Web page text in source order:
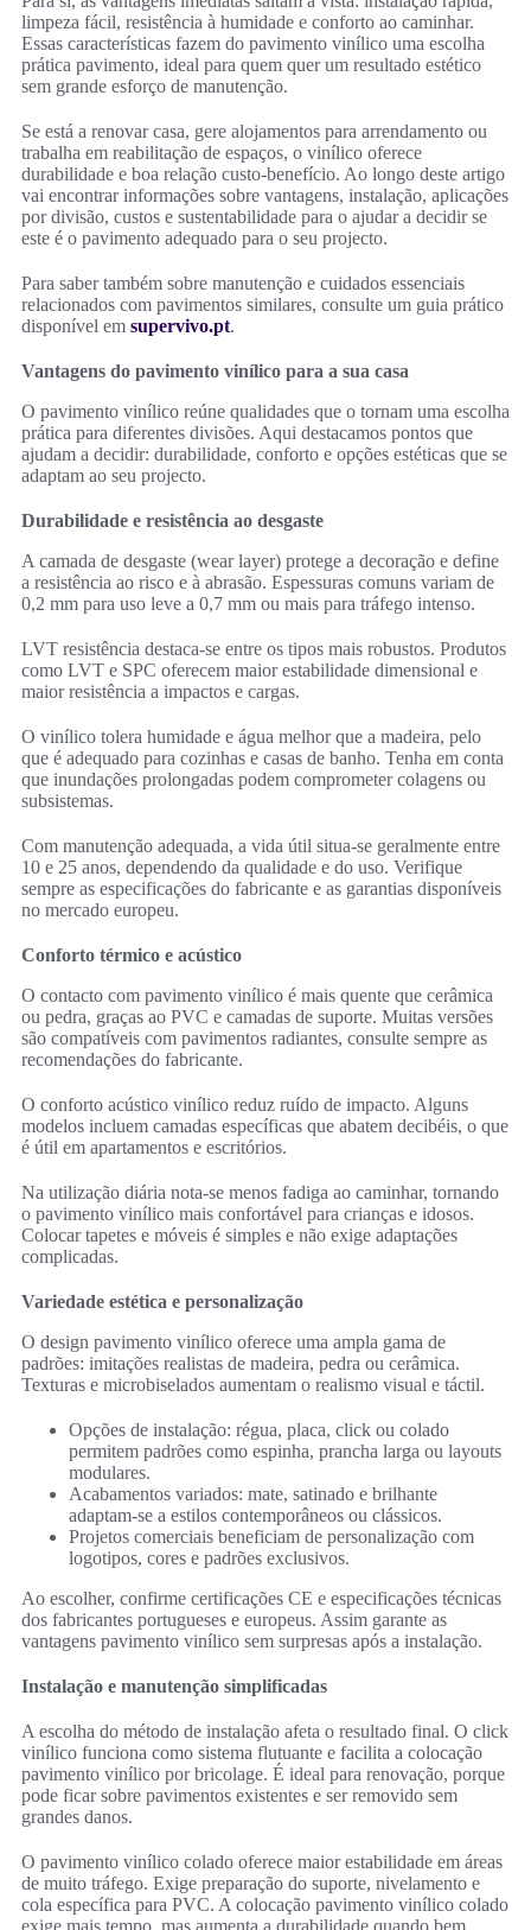
limpeza fácil, resistência à humidade e conforto ao caminhar.
Essas características fazem do pavimento vinílico uma escolha
prática pavimento, ideal para quem quer um resultado estético
sem grande esforço de manutenção.
Se está a renovar casa, gere alojamentos para arrendamento ou
trabalha em reabilitação de espaços, o vinílico oferece
durabilidade e boa relação custo-benefício. Ao longo deste artigo
vai encontrar informações sobre vantagens, instalação, aplicações
por divisão, custos e sustentabilidade para o ajudar a decidir se
este é o pavimento adequado para o seu projecto.
Para saber também sobre manutenção e cuidados essenciais
relacionados com pavimentos similares, consulte um guia prático
disponível em supervivo.pt.
Vantagens do pavimento vinílico para a sua casa
O pavimento vinílico reúne qualidades que o tornam uma escolha
prática para diferentes divisões. Aqui destacamos pontos que
ajudam a decidir: durabilidade, conforto e opções estéticas que se
adaptam ao seu projecto.
Durabilidade e resistência ao desgaste
A camada de desgaste (wear layer) protege a decoração e define
a resistência ao risco e à abrasão. Espessuras comuns variam de
0,2 mm para uso leve a 0,7 mm ou mais para tráfego intenso.
LVT resistência destaca-se entre os tipos mais robustos. Produtos
como LVT e SPC oferecem maior estabilidade dimensional e
maior resistência a impactos e cargas.
O vinílico tolera humidade e água melhor que a madeira, pelo
que é adequado para cozinhas e casas de banho. Tenha em conta
que inundações prolongadas podem comprometer colagens ou
subsistemas.
Com manutenção adequada, a vida útil situa-se geralmente entre
10 e 25 anos, dependendo da qualidade e do uso. Verifique
sempre as especificações do fabricante e as garantias disponíveis
no mercado europeu.
Conforto térmico e acústico
O contacto com pavimento vinílico é mais quente que cerâmica
ou pedra, graças ao PVC e camadas de suporte. Muitas versões
são compatíveis com pavimentos radiantes, consulte sempre as
recomendações do fabricante.
O conforto acústico vinílico reduz ruído de impacto. Alguns
modelos incluem camadas específicas que abatem decibéis, o que
é útil em apartamentos e escritórios.
Na utilização diária nota-se menos fadiga ao caminhar, tornando
o pavimento vinílico mais confortável para crianças e idosos.
Colocar tapetes e móveis é simples e não exige adaptações
complicadas.
Variedade estética e personalização
O design pavimento vinílico oferece uma ampla gama de
padrões: imitações realistas de madeira, pedra ou cerâmica.
Texturas e microbiselados aumentam o realismo visual e táctil.
Opções de instalação: régua, placa, click ou colado
permitem padrões como espinha, prancha larga ou layouts
modulares.
Acabamentos variados: mate, satinado e brilhante
adaptam-se a estilos contemporâneos ou clássicos.
Projetos comerciais beneficiam de personalização com
logotipos, cores e padrões exclusivos.
Ao escolher, confirme certificações CE e especificações técnicas
dos fabricantes portugueses e europeus. Assim garante as
vantagens pavimento vinílico sem surpresas após a instalação.
Instalação e manutenção simplificadas
A escolha do método de instalação afeta o resultado final. O click
vinílico funciona como sistema flutuante e facilita a colocação
pavimento vinílico por bricolage. É ideal para renovação, porque
pode ficar sobre pavimentos existentes e ser removido sem
grandes danos.
O pavimento vinílico colado oferece maior estabilidade em áreas
de muito tráfego. Exige preparação do suporte, nivelamento e
cola específica para PVC. A colocação pavimento vinílico colado
exige mais tempo, mas aumenta a durabilidade quando bem